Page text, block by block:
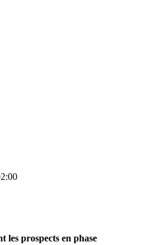
les prospects en phase